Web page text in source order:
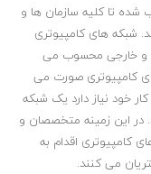
تا کلیه سازمان ها و
شبکه های کامپیوتری
و خارجی محسوب می
کامپیوتری صورت می
خود نیاز دارد یک شبکه
در این زمینه متخصصان و
کامپیوتری اقدام به
می کنند.